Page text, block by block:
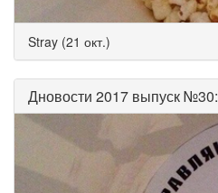
Stray (21 окт.)
Дновости 2017 выпуск №30: